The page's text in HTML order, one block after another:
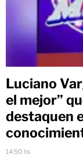
Luciano
el mejor”
destaquen
14:50 hs